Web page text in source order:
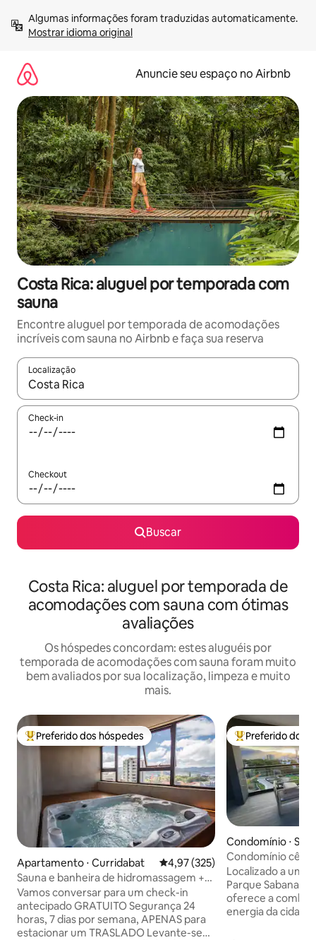
para
Mostrar idioma original
Anuncie seu espaço no Airbnb
Costa Rica: aluguel por temporada com
sauna
Encontre aluguel por temporada de acomodações
incríveis com sauna no Airbnb e faça sua reserva
Localização
Quando os resultados estiverem disponíveis, explore-os
Check-in
Checkout
Buscar
Costa Rica: aluguel por temporada de
acomodações com sauna com ótimas
avaliações
Os hóspedes concordam: estes aluguéis por
temporada de acomodações com sauna foram muito
bem avaliados por sua localização, limpeza e muito
mais.
Entre os melhores preferidos dos hóspedes
Preferido dos hóspedes
Apartamento ⋅ Curridabat 4,97 de uma avaliação média de
4,97 (325)
Sauna e banheira de hidromassagem +
cama queen size para nômades digitais
Vamos conversar para um check-in
antecipado GRATUITO Segurança 24
horas, 7 dias por semana, APENAS para
estacionar um TRASLADO Levante-se
Entre os
Preferido dos
Condomínio ⋅ San
Condomínio
academia e
Localizado a uma
Parque Sabana,
oferece a
energia da